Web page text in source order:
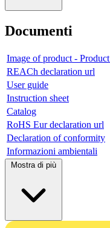
Documenti
Image of product -
REACh declaration url
User guide
Instruction sheet
Catalog
RoHS Eur declaration url
Declaration of conformity
Informazioni ambientali
Mostra di più